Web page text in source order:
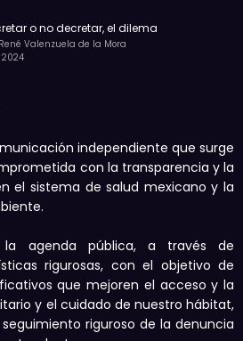
o no decretar, el dilema
Valenzuela de la Mora
2024
independiente que surge
con la transparencia y la
el sistema de salud mexicano y la
la agenda pública, a través de
rigurosas, con el objetivo de
que mejoren el acceso y la
y el cuidado de nuestro hábitat,
riguroso de la denuncia